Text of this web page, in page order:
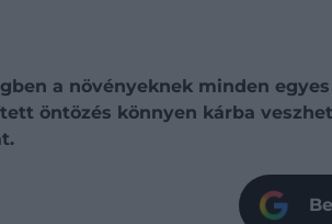
a növényeknek minden
öntözés könnyen kárba